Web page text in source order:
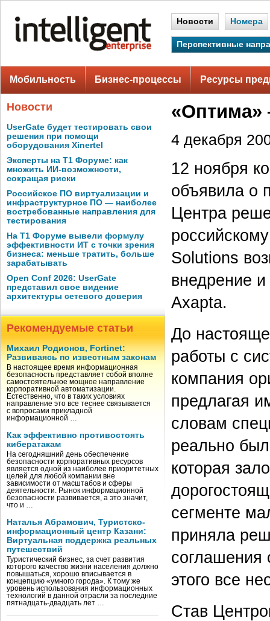
Новости Номера
Перспективные
Мобильность Бизнес-процессы Ресурсы
Новости
UserGate будет тестировать свои
решения при помощи
оборудования Xinertel
Эксперты на Т1 Форуме: как
множить ИИ-возможности,
сокращая риски
Российское ПО виртуализации и
инфраструктурное ПО — наиболее
востребованные направления для
тестирования
На Т1 Форуме вывели формулу
эффективности ИТ с точки зрения
бизнеса: меньше тратить, больше
зарабатывать
Open Conf 2026: UserGate
представил свое видение
архитектуры сетевого доверия
Рекомендуемые статьи
Михаил Родионов, Fortinet:
Развиваясь по известным законам
В настоящее время информационная
безопасность представляет собой вполне
самостоятельное мощное направление
корпоративной автоматизации.
Естественно, что в таких условиях
направление это все теснее связывается
с вопросами прикладной
информационной …
Как эффективно противостоять
кибератакам
На сегодняшний день обеспечение
безопасности корпоративных ресурсов
является одной из наиболее приоритетных
целей для любой компании вне
зависимости от масштабов и сферы
деятельности. Рынок информационной
безопасности развивается, а это значит,
что и …
Наталья Абрамович, Туристско-
информационный центр Казани:
Виртуальная поддержка реальных
путешествий
Туристический бизнес, за счет развития
которого качество жизни населения должно
повышаться, хорошо вписывается в
концепцию «умного города». К тому же
уровень использования информационных
технологий в данной отрасли за последние
пятнадцать-двадцать лет …
4 декабря
12 ноября
объявила о
Центра
Solutions
внедрение
Axapta.
До
работы с
компания
предлагая
словам
реально
которая
сегменте
приняла
соглашения
этого все
Став